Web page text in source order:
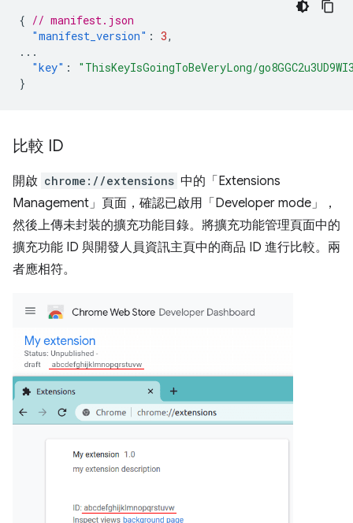
{ // manifest.json
"manifest_version" : 3,
...
"key" :
"ThisKeyIsGoingToBeVeryLong/
}
比較 ID
開啟 chrome://extensions 中的「Extensions
Management」頁面，確認已啟用「Developer mode」
，
然後上傳未封裝的擴充功能目錄。將擴充功能管理頁面中的
擴充功能 ID 與開發人員資訊主頁中的商品 ID 進行比較。兩
者應相符。